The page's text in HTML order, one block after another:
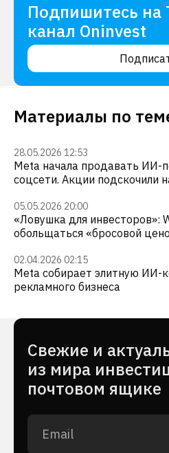
Подпишитесь на
канал Oninvest
Материалы по
28.05.2026 12:53
Meta начала продавать ИИ-
соцсети. Акции подскочили
05.05.2026 20:00
«Ловушка для инвесторов»:
обольщаться «бросовой
02.04.2026 02:15
Meta собирает элитную ИИ-
рекламного бизнеса
Cвежие и
из мира
почтовом ящике